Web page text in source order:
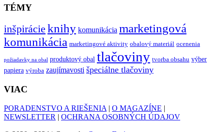
TÉMY
inšpirácie knihy komunikácia marketingová
komunikácia marketingové aktivity obalový materiál ocenenia
požiadavky na obal produktový obal tlačoviny tvorba obsahu výber
papiera výroba zaujímavosti špeciálne tlačoviny
VIAC
PORADENSTVO A RIEŠENIA | O MAGAZÍNE |
NEWSLETTER | OCHRANA OSOBNÝCH ÚDAJOV